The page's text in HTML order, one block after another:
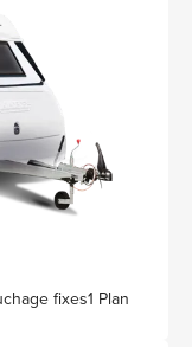
fixes1 Plan